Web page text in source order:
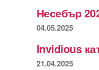
Несебър
04.05.2025
Invidious
21.04.2025